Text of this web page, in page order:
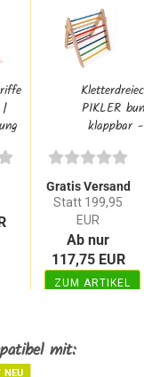
|
PIKLER
klappbar -
Gratis Versand
Statt 199,95
EUR
Ab nur
117,75 EUR
ZUM ARTIKEL
mit:
NEU